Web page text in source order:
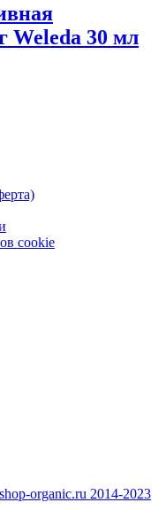
Weleda 30 мл
cookie
organic.ru 2014-2023